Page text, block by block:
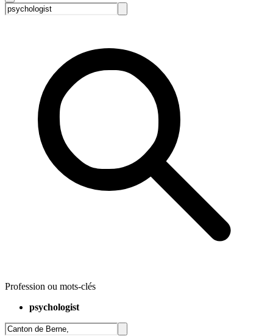
Profession ou mots-clés
psychologist